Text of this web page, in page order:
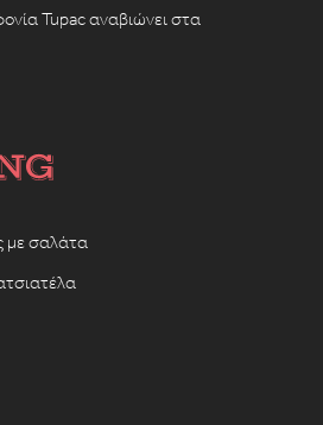
Tupac αναβιώνει στα
με σαλάτα